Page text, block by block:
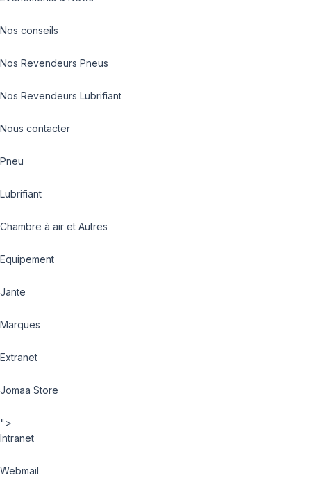
Nos conseils
Nos Revendeurs Pneus
Nos Revendeurs Lubrifiant
Nous contacter
Pneu
Lubrifiant
Chambre à air et Autres
Equipement
Jante
Marques
Extranet
Jomaa Store
">
Intranet
Webmail